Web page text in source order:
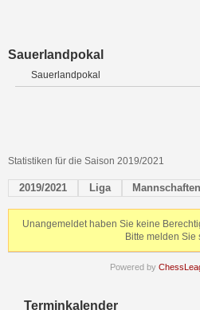
Sauerlandpokal
Sauerlandpokal
Statistiken für die Saison 2019/2021
2019/2021 Liga Mannschaften
Unangemeldet haben Sie keine
Bitte melden Sie
Powered by
Terminkalender